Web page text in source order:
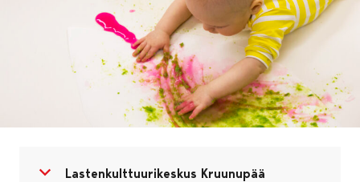
Avaa valikko
Sulje valikko
Lastenkulttuurikeskus Kruunupää